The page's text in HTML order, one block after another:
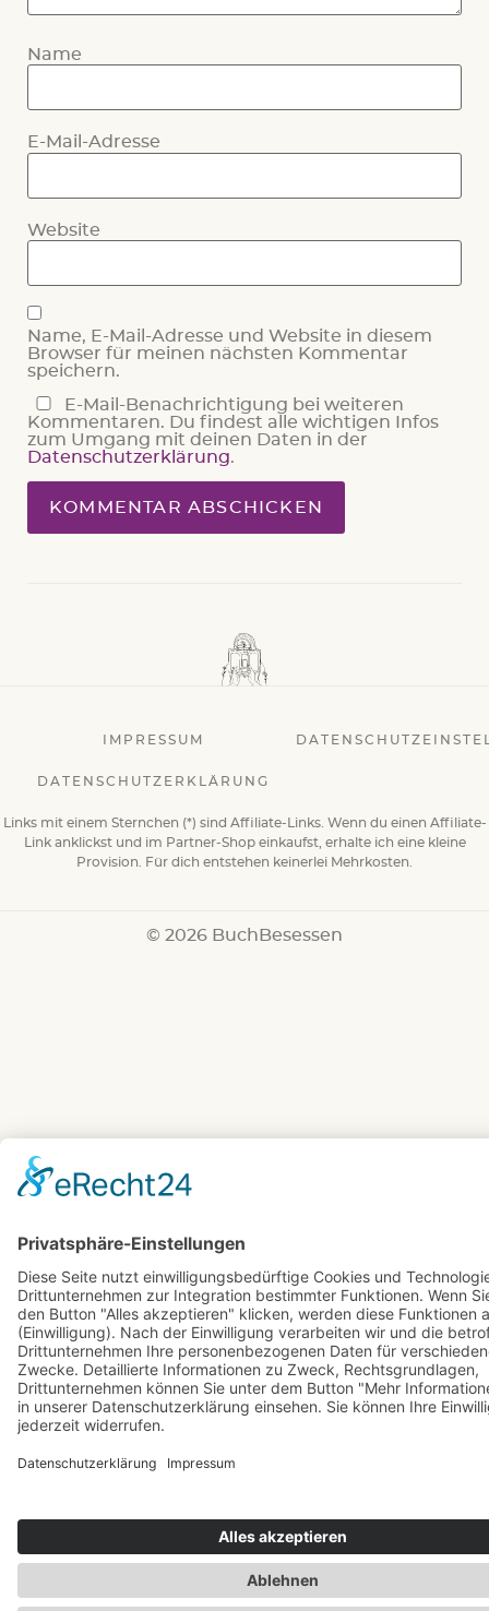
Name
E-Mail-Adresse
Website
Name, E-Mail-Adresse und Website in diesem
Browser für meinen nächsten Kommentar
speichern.
E-Mail-Benachrichtigung bei weiteren
Kommentaren. Du findest alle wichtigen Infos
zum Umgang mit deinen Daten in der
Datenschutzerklärung.
IMPRESSUM
DATENSCHUTZERKLÄRUNG
Links mit einem Sternchen (*) sind Affiliate-Links. Wenn du einen Affiliate-
Link anklickst und im Partner-Shop einkaufst, erhalte ich eine kleine
Provision. Für dich entstehen keinerlei Mehrkosten.
© 2026 BuchBesessen